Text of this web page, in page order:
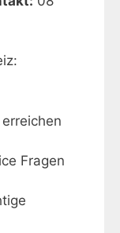
Fragen